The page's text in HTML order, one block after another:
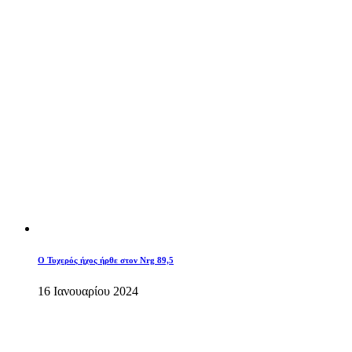
O Τυχερός ήχος ήρθε στον Nrg 89,5
16 Ιανουαρίου 2024